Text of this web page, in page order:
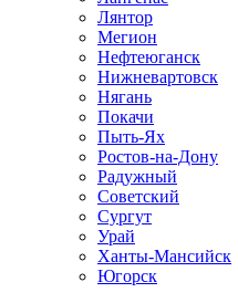
Лянтор
Мегион
Нефтеюганск
Нижневартовск
Нягань
Покачи
Пыть-Ях
Рoстов-на-Дону
Радужный
Советский
Сургут
Урай
Ханты-Мансийск
Югорск